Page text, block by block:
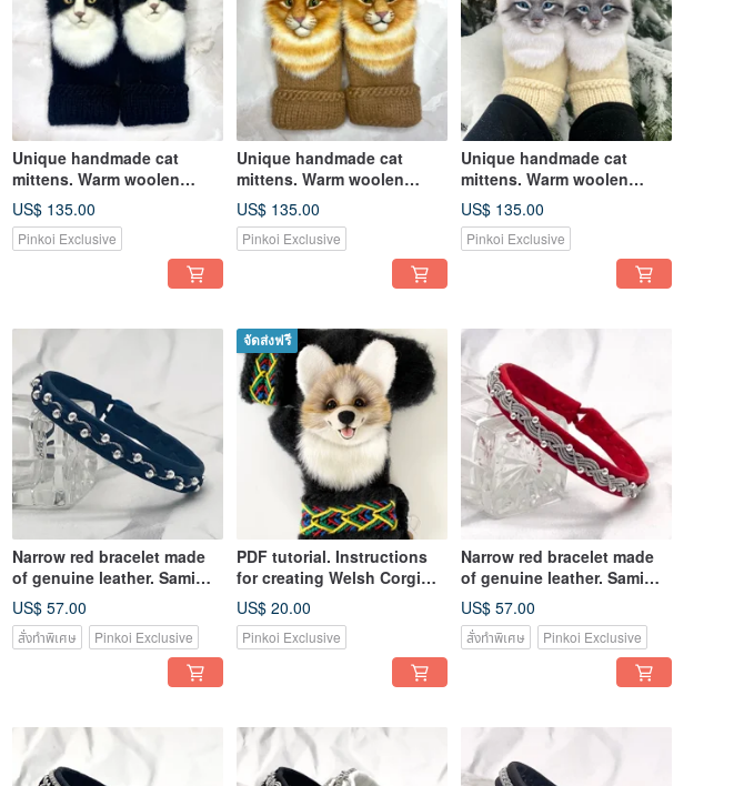
Unique handmade cat
mittens. Warm woolen
women's mittens with cats.
Womens gift
US$ 135.00
Pinkoi Exclusive
Unique handmade cat
mittens. Warm woolen
women's mittens with cats.
Womens gift
US$ 135.00
Pinkoi Exclusive
Unique handmade cat
mittens. Warm woolen
women's mittens with cats.
Womens gift
US$ 135.00
Pinkoi Exclusive
Narrow red bracelet made
of genuine leather. Sami
Red Leather Bracelet
US$ 57.00
สั่งทำพิเศษ Pinkoi Exclusive
จัดส่งฟรี
PDF tutorial. Instructions
for creating Welsh Corgi
applications for mittens
US$ 20.00
Pinkoi Exclusive
Narrow red bracelet made
of genuine leather. Sami
Red Leather Bracelet
US$ 57.00
สั่งทำพิเศษ Pinkoi Exclusive